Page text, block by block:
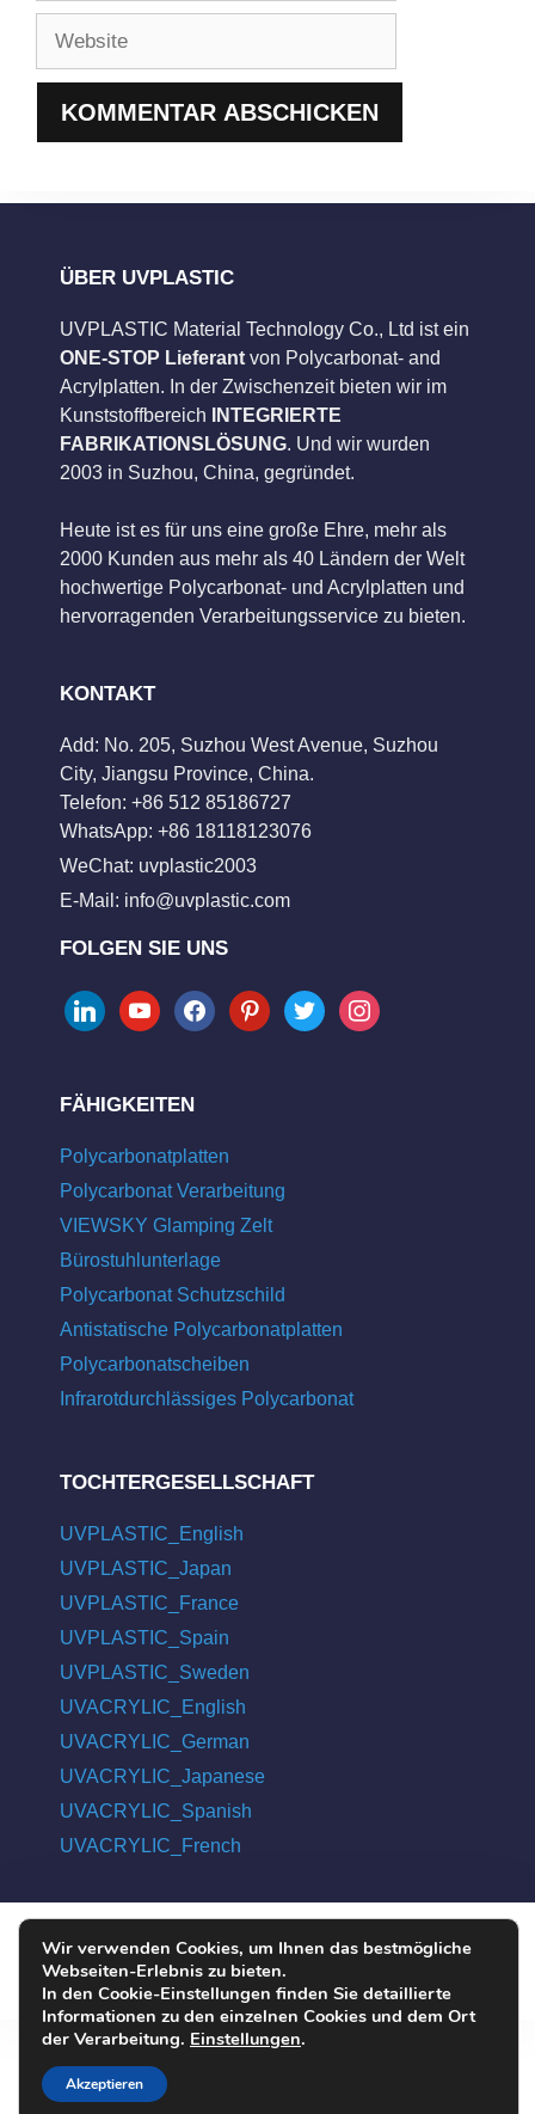
Adresse
ÜBER UVPLASTIC
UVPLASTIC Material Technology Co., Ltd ist ein
ONE-STOP Lieferant von Polycarbonat- and
Acrylplatten. In der Zwischenzeit bieten wir im
Kunststoffbereich
INTEGRIERTE
FABRIKATIONSLÖSUNG. Und wir wurden
2003 in Suzhou, China, gegründet.
Heute ist es für uns eine große Ehre, mehr als
2000 Kunden aus mehr als 40 Ländern der Welt
hochwertige Polycarbonat- und Acrylplatten und
hervorragenden Verarbeitungsservice zu bieten.
KONTAKT
Add: No. 205, Suzhou West Avenue, Suzhou
City, Jiangsu Province, China.
Telefon: +86 512 85186727
WhatsApp: +86 18118123076
WeChat: uvplastic2003
E-Mail: info@uvplastic.com
FOLGEN SIE UNS
linkedinyoutubefacebookpinteresttwitter instagram
FÄHIGKEITEN
Polycarbonatplatten
Polycarbonat Verarbeitung
VIEWSKY Glamping Zelt
Bürostuhlunterlage
Polycarbonat Schutzschild
Antistatische Polycarbonatplatten
Polycarbonatscheiben
Infrarotdurchlässiges Polycarbonat
TOCHTERGESELLSCHAFT
UVPLASTIC_English
UVPLASTIC_Japan
UVPLASTIC_France
UVPLASTIC_Spain
UVPLASTIC_Sweden
UVACRYLIC_English
UVACRYLIC_German
UVACRYLIC_Japanese
UVACRYLIC_Spanish
UVACRYLIC_French
COPYRIGHT © 2004 - 2026 UVPLASTIC MATERIAL TECHNOLOGY
CO., LTD. ALL RIGHTS RESERVED
Wir verwenden Cookies, um Ihnen das bestmögliche
Webseiten-Erlebnis zu bieten.
In den Cookie-Einstellungen finden Sie detaillierte
Informationen zu den einzelnen Cookies und dem Ort
der Verarbeitung. Einstellungen.
Akzeptieren